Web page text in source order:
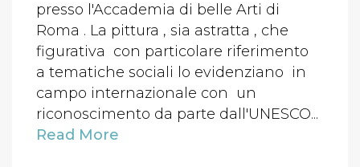
presso l'Accademia di belle Arti di
Roma . La pittura , sia astratta , che
figurativa con particolare riferimento
a tematiche sociali lo evidenziano in
campo internazionale con un
riconoscimento da parte dall'UNESCO...
Read More